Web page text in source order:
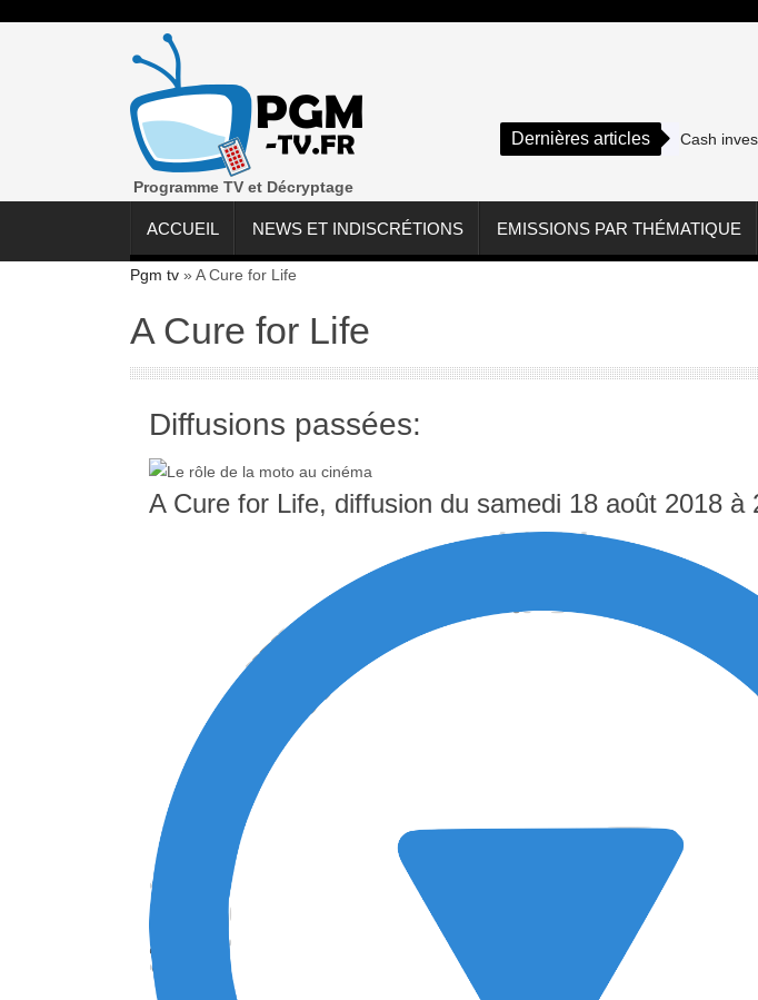
Programme TV et Décryptage
Dernières articles Cash
ACCUEIL NEWS ET INDISCRÉTIONS EMISSIONS PAR THÉMATIQUE
Pgm tv » A Cure for Life
A Cure for Life
Diffusions passées:
A Cure for Life, diffusion du samedi 18 août 2018 à